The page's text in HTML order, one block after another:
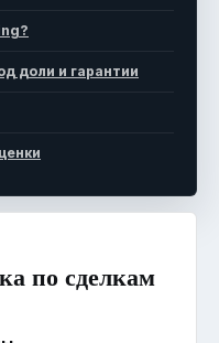
доли и гарантии
по сделкам